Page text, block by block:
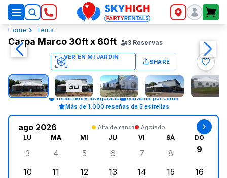
SkyHigh Logo
Home Tents
Carpa Marco 30ft x 60ft 3 Reservas
SHARE
Totalmente asegurado
Garantía por clima
Más de 1,000 reseñas de 5 estrellas
ago 2026 Alta demanda Agotado
LU MA MI JU VI SÁ DO
lunes, agosto 3, 2026
3
martes, agosto 4, 2026
4
miércoles, agosto 5, 2026
5
jueves, agosto 6, 2026
6
viernes, agosto 7,
7
sábado,
8 9
10
11
12
13
14
15
16